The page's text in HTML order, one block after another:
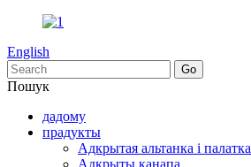
English
Пошук
дадому
прадукты
Адкрытая альтанка і палатка
Адкрыты канапа